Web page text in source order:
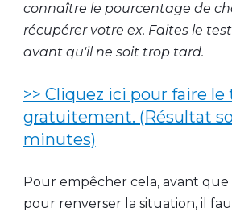
connaître le pourcentage de
récupérer votre ex. Faites le
avant qu'il ne soit trop tard.
>> Cliquez ici pour faire le
gratuitement. (Résultat
minutes)
Pour empêcher cela, avant que
pour renverser la situation, il